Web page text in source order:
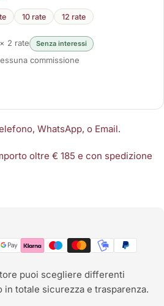
10 rate 12 rate
2 rate Senza interessi
commissione
WhatsApp, o Email.
oltre € 185 e con spedizione
puoi scegliere differenti
in totale sicurezza e trasparenza.